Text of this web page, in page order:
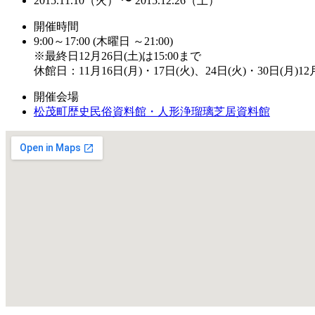
開催時間
9:00～17:00 (木曜日 ～21:00)
※最終日12月26日(土)は15:00まで
休館日：11月16日(月)・17日(火)、24日(火)・30日(月
開催会場
松茂町歴史民俗資料館・人形浄瑠璃芝居資料館